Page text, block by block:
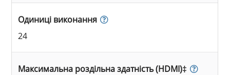
Одиниці виконання
24
Максимальна роздільна здатність (HDMI)‡